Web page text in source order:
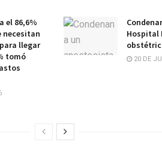
el 86,6%
necesitan
llegar
tomó
Hospital
20 DE